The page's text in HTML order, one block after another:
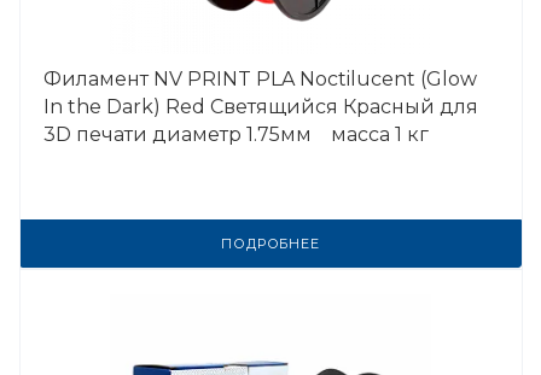
Филамент NV PRINT PLA Noctilucent (Glow
In the Dark) Red Светящийся Красный для
3D печати диаметр 1.75мм масса 1 кг
ПОДРОБНЕЕ